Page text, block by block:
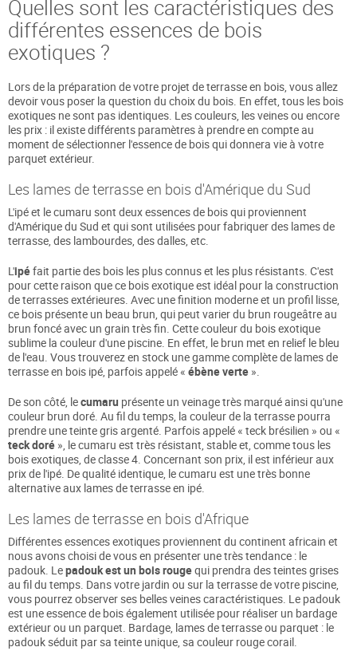
Quelles sont les caractéristiques des
différentes essences de bois
exotiques ?
Lors de la préparation de votre projet de terrasse en bois, vous allez
devoir vous poser la question du choix du bois. En effet, tous les bois
exotiques ne sont pas identiques. Les couleurs, les veines ou encore
les prix : il existe différents paramètres à prendre en compte au
moment de sélectionner l'essence de bois qui donnera vie à votre
parquet extérieur.
Les lames de terrasse en bois d'Amérique du Sud
L'ipé et le cumaru sont deux essences de bois qui proviennent
d'Amérique du Sud et qui sont utilisées pour fabriquer des lames de
terrasse, des lambourdes, des dalles, etc.
L'ipéfait partie des bois les plus connus et les plus résistants. C'est
pour cette raison que ce bois exotique est idéal pour la construction
de terrasses extérieures. Avec une finition moderne et un profil lisse,
ce bois présente un beau brun, qui peut varier du brun rougeâtre au
brun foncé avec un grain très fin. Cette couleur du bois exotique
sublime la couleur d'une piscine. En effet, le brun met en relief le bleu
de l'eau. Vous trouverez en stock une gamme complète de lames de
terrasse en bois ipé, parfois appelé « ébène verte ».
De son côté, lecumaru présente un veinage très marqué ainsi qu'une
couleur brun doré. Au fil du temps, la couleur de la terrasse pourra
prendre une teinte gris argenté. Parfois appelé « teck brésilien » ou «
teck doré », le cumaru est très résistant, stable et, comme tous les
bois exotiques, de classe 4. Concernant son prix, il est inférieur aux
prix de l'ipé. De qualité identique, le cumaru est une très bonne
alternative aux lames de terrasse en ipé.
Les lames de terrasse en bois d'Afrique
Différentes essences exotiques proviennent du continent africain et
nous avons choisi de vous en présenter une très tendance : le
padouk. Lepadouk est un bois rougequi prendra des teintes grises
au fil du temps. Dans votre jardin ou sur la terrasse de votre piscine,
vous pourrez observer ses belles veines caractéristiques. Le padouk
est une essence de bois également utilisée pour réaliser un bardage
extérieur ou un parquet. Bardage, lames de terrasse ou parquet : le
padouk séduit par sa teinte unique, sa couleur rouge corail.